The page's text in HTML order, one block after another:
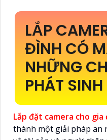
LẮP
ĐÌNH CÓ
NHỮNG
PHÁT SINH
Lắp đặt camera cho gia
thành một giải pháp an